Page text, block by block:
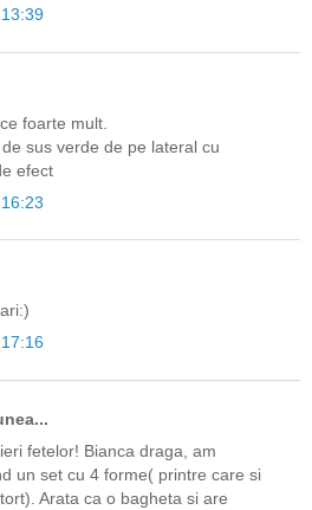
foarte mult.
sus verde de pe lateral cu
efect
fetelor! Bianca draga, am
un set cu 4 forme( printre care si
Arata ca o bagheta si are